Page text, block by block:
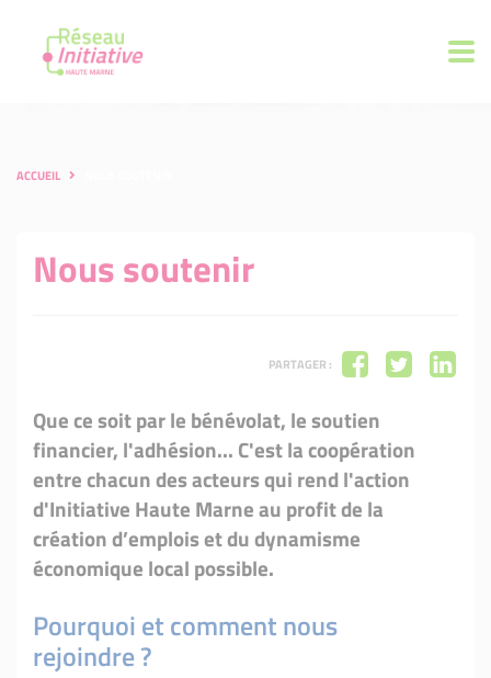
ACCUEIL
Nous soutenir
PARTAGER :
Que ce soit par le bénévolat, le soutien
financier, l'adhésion... C'est la coopération
entre chacun des acteurs qui rend l'action
d'Initiative Haute Marne au profit de la
création d’emplois et du dynamisme
économique local possible.
Pourquoi et comment nous
rejoindre ?